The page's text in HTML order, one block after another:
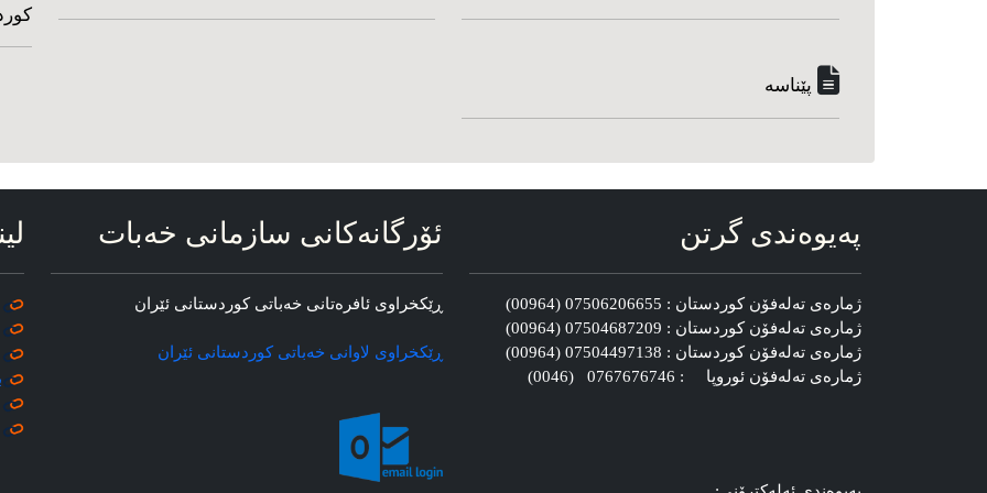
پێناسه‌
په‌یوه‌ندی گرتن
ژماره‌ی ته‌له‌فۆن کوردستان : 07506206655 (00964)
ژماره‌ی ته‌له‌فۆن کوردستان : 07504687209 (00964)
ژماره‌ی ته‌له‌فۆن کوردستان : 07504497138 (00964)
ژماره‌ی ته‌له‌فۆن ئوروپا : 0767676746 (0046)
ئۆرگانه‌کانی سازمانی خه‌بات
ڕێکخراوی ئافره‌تانی خه‌باتی کوردستانی ئێران
ڕێکخراوی لاوانی خه‌باتی کوردستانی ئێران